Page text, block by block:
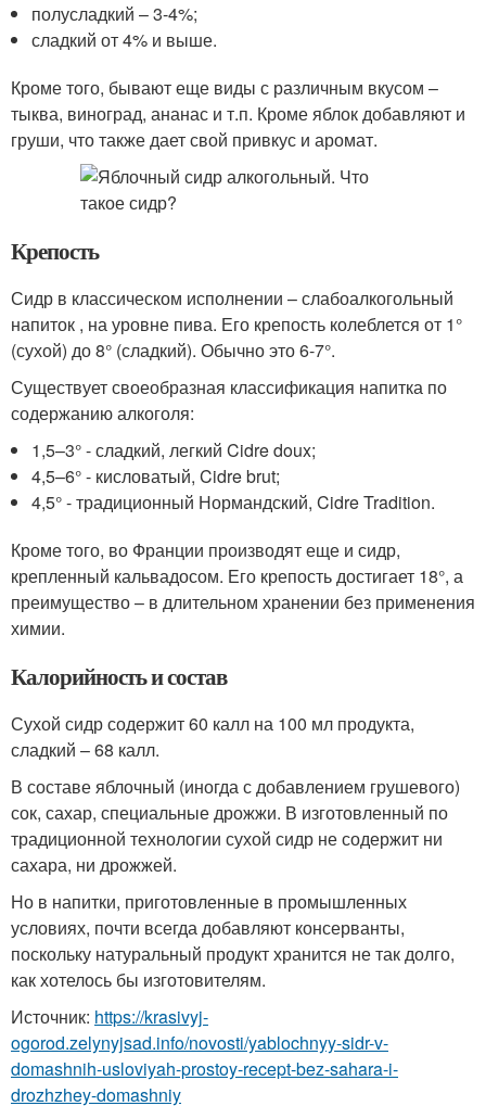
полусладкий – 3-4%;
сладкий от 4% и выше.
Кроме того, бывают еще виды с различным вкусом –
тыква, виноград, ананас и т.п. Кроме яблок добавляют и
груши, что также дает свой привкус и аромат.
Крепость
Сидр в классическом исполнении – слабоалкогольный
напиток , на уровне пива. Его крепость колеблется от 1°
(сухой) до 8° (сладкий). Обычно это 6-7°.
Существует своеобразная классификация напитка по
содержанию алкоголя:
1,5–3° - сладкий, легкий Cidre doux;
4,5–6° - кисловатый, Cidre brut;
4,5° - традиционный Нормандский, Cidre Tradition.
Кроме того, во Франции производят еще и сидр,
крепленный кальвадосом. Его крепость достигает 18°, а
преимущество – в длительном хранении без применения
химии.
Калорийность и состав
Сухой сидр содержит 60 калл на 100 мл продукта,
сладкий – 68 калл.
В составе яблочный (иногда с добавлением грушевого)
сок, сахар, специальные дрожжи. В изготовленный по
традиционной технологии сухой сидр не содержит ни
сахара, ни дрожжей.
Но в напитки, приготовленные в промышленных
условиях, почти всегда добавляют консерванты,
поскольку натуральный продукт хранится не так долго,
как хотелось бы изготовителям.
Источник: https://krasivyj-
ogorod.zelynyjsad.info/novosti/yablochnyy-sidr-v-
domashnih-usloviyah-prostoy-recept-bez-sahara-i-
drozhzhey-domashniy